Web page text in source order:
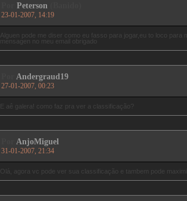
Peterson
23-01-2007, 14:19
Alguen pode me diser como eu fasso para jogar,eu to loco
mensagen no meu email obrigado
Andergraud19
27-01-2007, 00:23
E aê galera! como faz pra ver a classificação?
AnjoMiguel
31-01-2007, 21:34
Olá, agora vc pode ver sua classificação e tambem pode